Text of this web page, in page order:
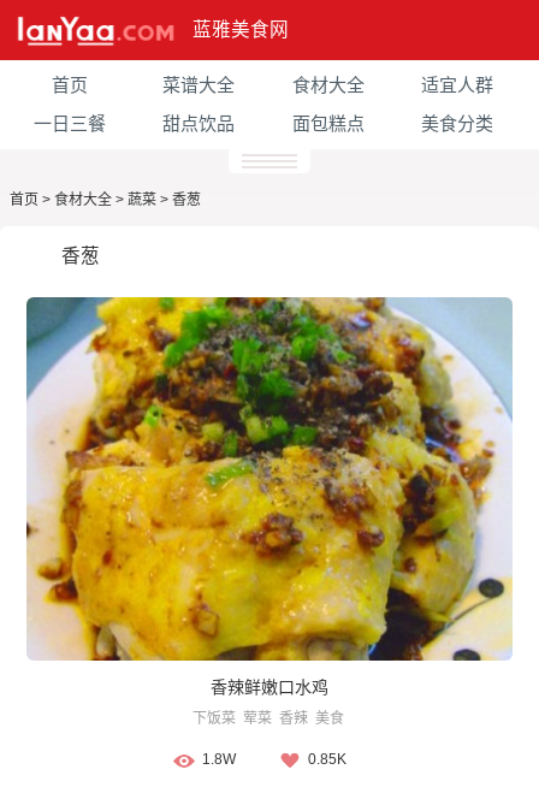
蓝雅美食网
首页 菜谱大全 食材大全
适宜人群
一日三餐
甜点饮品 面包糕点 美食分类
首页 > 食材大全 > 蔬菜 > 香葱
香葱
香辣鲜嫩口水鸡
下饭菜 荤菜 香辣 美食
1.8W 0.85K